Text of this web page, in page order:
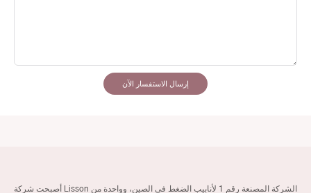
إرسال الاستفسار الآن
أصبحت شركة Lisson الشركة المصنعة رقم 1 لأنابيب الضغط في الصين، وواحدة من